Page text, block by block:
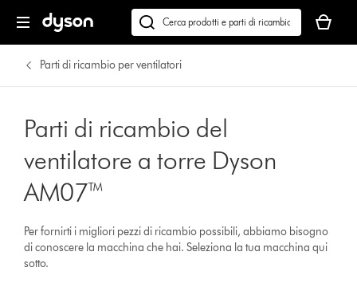
Cerca
su
dyson.it
carrello
è
Parti di ricambio per ventilatori
Parti di ricambio del
ventilatore a torre Dyson
AM07™
Per fornirti i migliori pezzi di ricambio possibili, abbiamo bisogno
di conoscere la macchina che hai. Seleziona la tua macchina qui
sotto.